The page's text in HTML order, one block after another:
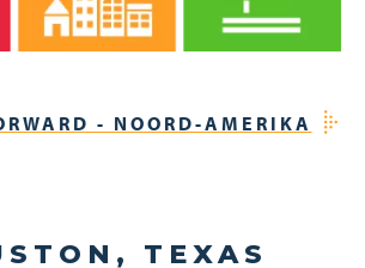
- NOORD-AMERIKA
TEXAS